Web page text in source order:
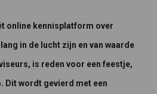
online kennisplatform over
in de lucht zijn en van waarde
is reden voor een feestje,
Dit wordt gevierd met een